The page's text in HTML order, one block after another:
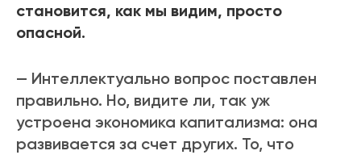
становится, как мы видим, просто
опасной.
— Интеллектуально вопрос поставлен
правильно. Но, видите ли, так уж
устроена экономика капитализма: она
развивается за счет других. То, что